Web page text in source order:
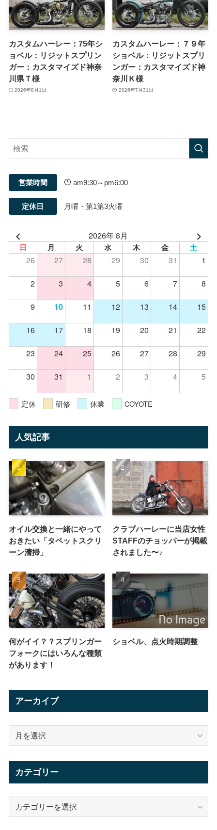
カスタムハーレー：75年シ
ョベル：リジットスプリン
ガー：カスタマイズド神奈
川県Ｔ様
2026年8月1日
カスタムハーレー：７９年
ショベル：リジットスプリ
ンガー：カスタマイズド神
奈川Ｋ様
2026年7月31日
営業時間 am9:30～pm6:00
定休日 月曜・第1第3火曜
2026年 8月
日 月 火 水 木 金 土
26 27 28 29 30 31
1
2
3 4 5 6 7
8
9
10 11 12 13 14
15
16
17 18 19 20 21
22
23
24 25 26 27 28
29
30
31 1 2 3 4 5
定休 研修 休業 COYOTE
人気記事
オイル交換と一緒にやって
おきたい「タペットスクリ
ーン清掃」
クラブハーレーに当店女性
STAFFのチョッパーが掲載
されました〜♪
何がイイ？？スプリンガー
フォークにはいろんな種類
があります！
ショベル、点火時期調整
アーカイブ
カテゴリー